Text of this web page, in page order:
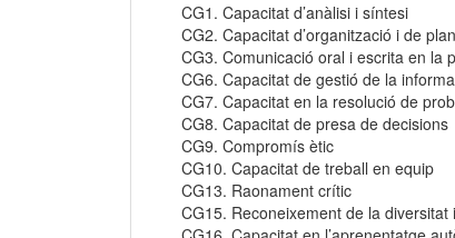
CG1. Capacitat d’anàlisi i síntesi
CG2. Capacitat d’organització i de
CG3. Comunicació oral i escrita en la
CG6. Capacitat de gestió de la
CG7. Capacitat en la resolució de
CG8. Capacitat de presa de decisions
CG9. Compromís ètic
CG10. Capacitat de treball en equip
CG13. Raonament crític
CG15. Reconeixement de la diversitat